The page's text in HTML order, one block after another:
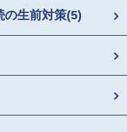
の生前対策(5)